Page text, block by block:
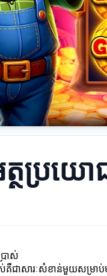
រយោជ
រាស់
ាស់គឺជាសារៈសំខាន់មួយសម្